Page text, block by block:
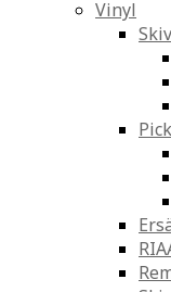
Vinyl